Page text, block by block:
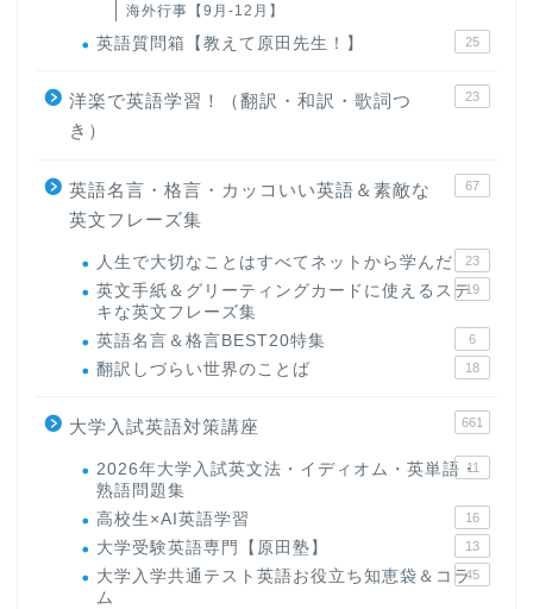
海外行事【9月-12月】
英語質問箱【教えて原田先生！】 25
洋楽で英語学習！（翻訳・和訳・歌詞つ
き）
23
英語名言・格言・カッコいい英語＆素敵な
英文フレーズ集
67
人生で大切なことはすべてネットから学んだ 23
英文手紙＆グリーティングカードに使えるステ
キな英文フレーズ集
19
英語名言＆格言BEST20特集 6
翻訳しづらい世界のことば 18
大学入試英語対策講座 661
2026年大学入試英文法・イディオム・英単語・
熟語問題集
11
高校生×AI英語学習 16
大学受験英語専門【原田塾】 13
大学入学共通テスト英語お役立ち知恵袋＆コラ
ム
45